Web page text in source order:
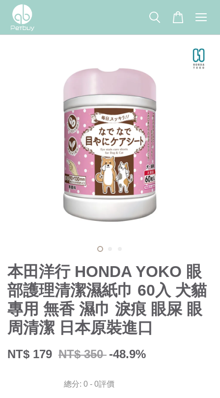
本田洋行 HONDA YOKO 眼
部護理清潔濕紙巾 60入 犬貓
專用 無香 濕巾 淚痕 眼屎 眼
周清潔 日本原裝進口
NT$ 179 NT$ 350 -48.9%
總分: 0 - 0評價